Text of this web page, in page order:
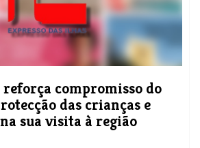
compromisso do
das crianças e
sua visita à região